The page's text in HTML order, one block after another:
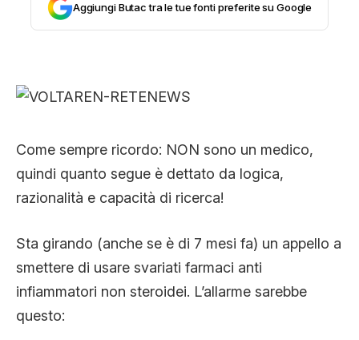
EDITORIALI
TRUFFE E SOCIAL NETWORK
CLIMA ED ENERGIA
CONTATTI
CHI SIAMO
Aggiungi Butac tra le tue fonti preferite su Google
Come sempre ricordo: NON sono un medico,
quindi quanto segue è dettato da logica,
razionalità e capacità di ricerca!
Sta girando (anche se è di 7 mesi fa) un appello a
smettere di usare svariati farmaci anti
infiammatori non steroidei. L’allarme sarebbe
questo: